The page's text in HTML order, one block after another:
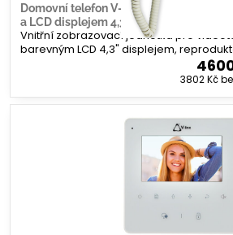
Domovní telefon V-line vnitřní video
a LCD displejem 4,3"
Vnitřní zobrazovací jednotka pro
barevným LCD 4,3" displejem,
3802 Kč